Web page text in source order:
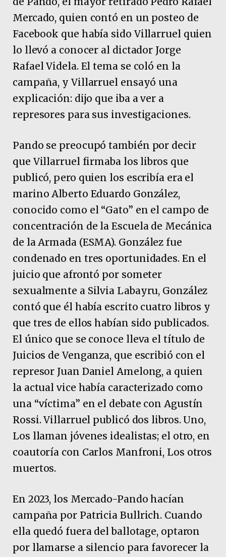
Mercado, quien contó en un posteo de
Facebook que había sido Villarruel quien
lo llevó a conocer al dictador Jorge
Rafael Videla. El tema se coló en la
campaña, y Villarruel ensayó una
explicación: dijo que iba a ver a
represores para sus investigaciones.
Pando se preocupó también por decir
que Villarruel firmaba los libros que
publicó, pero quien los escribía era el
marino Alberto Eduardo González,
conocido como el “Gato” en el campo de
concentración de la Escuela de Mecánica
de la Armada (ESMA). González fue
condenado en tres oportunidades. En el
juicio que afrontó por someter
sexualmente a Silvia Labayru, González
contó que él había escrito cuatro libros y
que tres de ellos habían sido publicados.
El único que se conoce lleva el título de
Juicios de Venganza, que escribió con el
represor Juan Daniel Amelong, a quien
la actual vice había caracterizado como
una “víctima” en el debate con Agustín
Rossi. Villarruel publicó dos libros. Uno,
Los llaman jóvenes idealistas; el otro, en
coautoría con Carlos Manfroni, Los otros
muertos.
En 2023, los Mercado-Pando hacían
campaña por Patricia Bullrich. Cuando
ella quedó fuera del ballotage, optaron
por llamarse a silencio para favorecer la